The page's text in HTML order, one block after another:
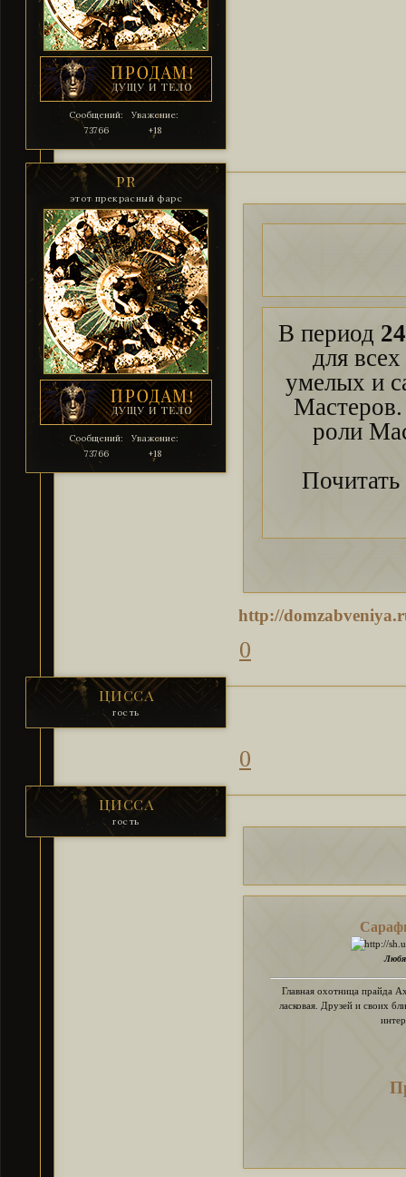
Сообщений:
73766
Уважение:
+18
PR
этот прекрасный фарс
Сообщений:
73766
Уважение:
+18
В период
для
умелых и
роли
http://
0
ЦИССА
гость
0
ЦИССА
гость
Главная охотница прайда
ласковая. Друзей и своих